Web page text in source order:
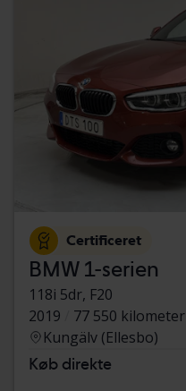
Certificeret
BMW 1-serien
118i 5dr, F20
2019
77 550 kilometer
Kungälv (Ellesbo)
Køb direkte